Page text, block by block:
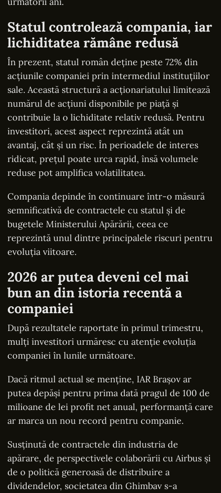
Statul controlează compania, iar
lichiditatea rămâne redusă
În prezent, statul român deține peste 72% din
acțiunile companiei prin intermediul instituțiilor
sale. Această structură a acționariatului limitează
numărul de acțiuni disponibile pe piață și
contribuie la o lichiditate relativ redusă. Pentru
investitori, acest aspect reprezintă atât un
avantaj, cât și un risc. În perioadele de interes
ridicat, prețul poate urca rapid, însă volumele
reduse pot amplifica volatilitatea.
Compania depinde în continuare într-o măsură
semnificativă de contractele cu statul și de
bugetele Ministerului Apărării, ceea ce
reprezintă unul dintre principalele riscuri pentru
evoluția viitoare.
2026 ar putea deveni cel mai
bun an din istoria recentă a
companiei
După rezultatele raportate în primul trimestru,
mulți investitori urmăresc cu atenție evoluția
companiei în lunile următoare.
Dacă ritmul actual se menține, IAR Brașov ar
putea depăși pentru prima dată pragul de 100 de
milioane de lei profit net anual, performanță care
ar marca un nou record pentru companie.
Susținută de contractele din industria de
apărare, de perspectivele colaborării cu Airbus și
de o politică generoasă de distribuire a
dividendelor, societatea din Ghimbav s-a